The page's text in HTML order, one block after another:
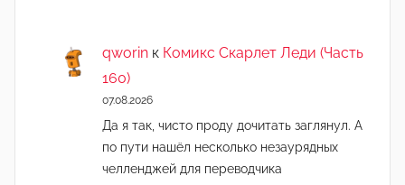
qworin к Комикс Скарлет Леди (Часть
160)
07.08.2026
Да я так, чисто проду дочитать заглянул. А
по пути нашёл несколько незаурядных
челленджей для переводчика